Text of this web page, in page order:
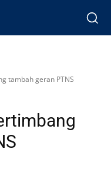
tambah geran PTNS